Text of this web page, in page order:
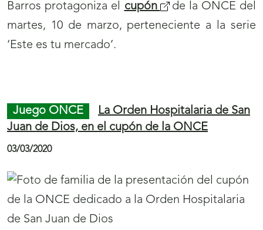
Barros protagoniza el cupón
de la ONCE del
martes, 10 de marzo, perteneciente a la serie
‘Este es tu mercado’.
de
página
398
a
l
t
r
a
l
de
página
399
Juego ONCE
La Orden Hospitalaria de San
Juan de Dios, en el cupón de la ONCE
03/03/2020